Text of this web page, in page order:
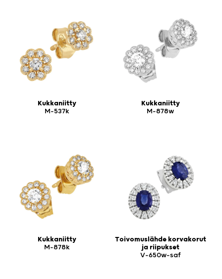
Kukkaniitty
M-537k
Kukkaniitty
M-878w
Kukkaniitty
M-878k
Toivomuslähde korvakorut
ja riipukset
V-650w-saf